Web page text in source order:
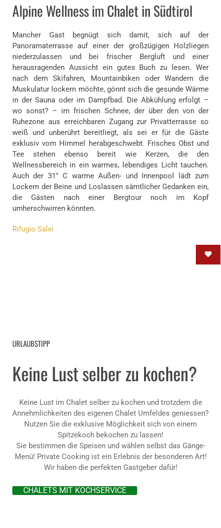
Alpine Wellness im Chalet in Südtirol
Mancher Gast begnügt sich damit, sich auf der
Panoramaterrasse auf einer der großzügigen Holzliegen
niederzulassen und bei frischer Bergluft und einer
herausragenden Aussicht ein gutes Buch zu lesen. Wer
nach dem Skifahren, Mountainbiken oder Wandern die
Muskulatur lockern möchte, gönnt sich die gesunde Wärme
in der Sauna oder im Dampfbad. Die Abkühlung erfolgt –
wo sonst? – im frischen Schnee, der über den von der
Ruhezone aus erreichbaren Zugang zur Privatterrasse so
weiß und unberührt bereitliegt, als sei er für die Gäste
exklusiv vom Himmel herabgeschwebt. Frisches Obst und
Tee stehen ebenso bereit wie Kerzen, die den
Wellnessbereich in ein warmes, lebendiges Licht tauchen.
Auch der 31° C warme Außen- und Innenpool lädt zum
Lockern der Beine und Loslassen sämtlicher Gedanken ein,
die Gästen nach einer Bergtour noch im Kopf
umherschwirren könnten.
Rifugio Salei
URLAUBSTIPP
Keine Lust selber zu kochen?
Keine Lust im Chalet selber zu kochen und trotzdem die
Annehmlichkeiten des eigenen Chalet Umfeldes geniessen?
Nutzen Sie die exklusive Möglichkeit sich von einem
Spitzekoch bekochen zu lassen!
Sie bestimmen die Speisen und wählen selbst das Gänge-
Menü! Private Cooking ist ein Erlebnis der besonderen Art!
Wir haben die perfekten Gastgeber dafür!
CHALETS MIT KOCHSERVICE